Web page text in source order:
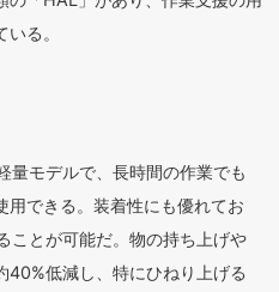
る。
量モデルで、長時間の作業でも
用できる。装着性にも優れてお
ことが可能だ。物の持ち上げや
40%低減し、特にひねり上げる